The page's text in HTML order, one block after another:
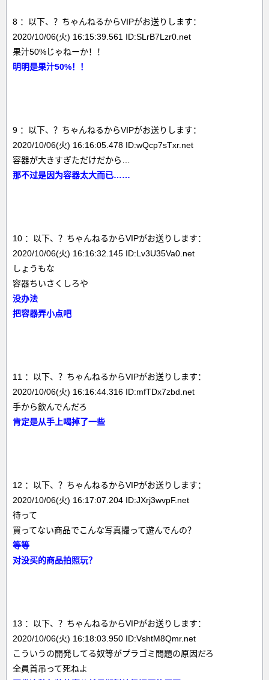
8 ：以下、？ちゃんねるからVIPがお送りします：
2020/10/06(火) 16:15:39.561 ID:SLrB7Lzr0.net
果汁50%じゃねーか！！
明明是果汁50%！！
9 ：以下、？ちゃんねるからVIPがお送りします：
2020/10/06(火) 16:16:05.478 ID:wQcp7sTxr.net
容器が大きすぎただけだから…
那不过是因为容器太大而已……
10 ：以下、？ちゃんねるからVIPがお送りします：
2020/10/06(火) 16:16:32.145 ID:Lv3U35Va0.net
しょうもな
容器ちいさくしろや
没办法
把容器弄小点吧
11 ：以下、？ちゃんねるからVIPがお送りします：
2020/10/06(火) 16:16:44.316 ID:mfTDx7zbd.net
手から飲んでんだろ
肯定是从手上喝掉了一些
12 ：以下、？ちゃんねるからVIPがお送りします：
2020/10/06(火) 16:17:07.204 ID:JXrj3wvpF.net
待って
買ってない商品でこんな写真撮って遊んでんの？
等等
对没买的商品拍照玩？
13 ：以下、？ちゃんねるからVIPがお送りします：
2020/10/06(火) 16:18:03.950 ID:VshtM8Qmr.net
こういうの開発してる奴等がプラゴミ問題の原因だろ
全員首吊って死ねよ